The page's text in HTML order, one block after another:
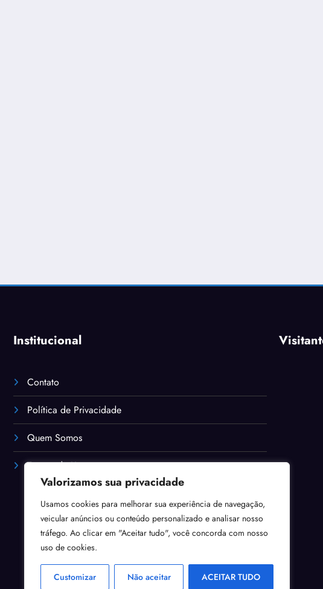
Valorizamos sua privacidade
Usamos cookies para melhorar sua experiência de navegação,
veicular anúncios ou conteúdo personalizado e analisar nosso
tráfego. Ao clicar em "Aceitar tudo", você concorda com nosso
uso de cookies.
Customizar Não aceitar ACEITAR TUDO
Institucional
Contato
Política de Privacidade
Quem Somos
Termos de Uso